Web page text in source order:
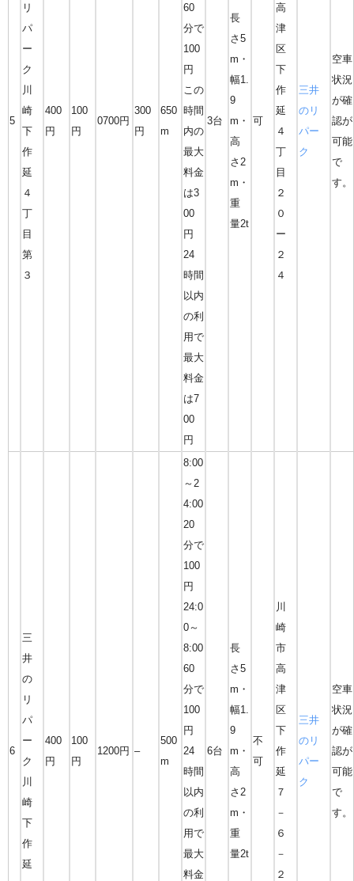
5
リ
パ
ー
ク
川
崎
下
作
延
４
丁
目
第
３
400
円
100
円
0700円
300
円
650
m
60
分で
100
円
この
時間
内の
最大
料金
は3
00
円
24
時間
以内
の利
用で
最大
料金
は7
00
円
3台
長
さ5
m・
幅1.
9
m・
高
さ2
m・
重
量2t
可
高
津
区
下
作
延
４
丁
目
２
０
ー
２
４
三井
のリ
パー
ク
空車
状況
が確
認が
可能
で
す。
6
三
井
の
リ
パ
ー
ク
川
崎
下
作
延
400
円
100
円
1200円 –
500
m
8:00
～2
4:00
20
分で
100
円
24:0
0～
8:00
60
分で
100
円
24
時間
以内
の利
用で
最大
料金
6台
長
さ5
m・
幅1.
9
m・
高
さ2
m・
重
量2t
不
可
川
崎
市
高
津
区
下
作
延
７
－
６
－
２
三井
のリ
パー
ク
空車
状況
が確
認が
可能
で
す。